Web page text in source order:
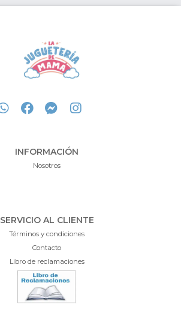
INFORMACIÓN
Nosotros
SERVICIO AL CLIENTE
Términos y condiciones
Contacto
Libro de reclamaciones